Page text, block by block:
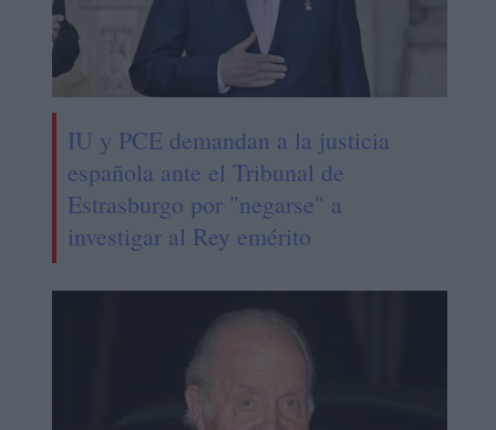
IU y PCE demandan a la justicia
española ante el Tribunal de
Estrasburgo por "negarse" a
investigar al Rey emérito